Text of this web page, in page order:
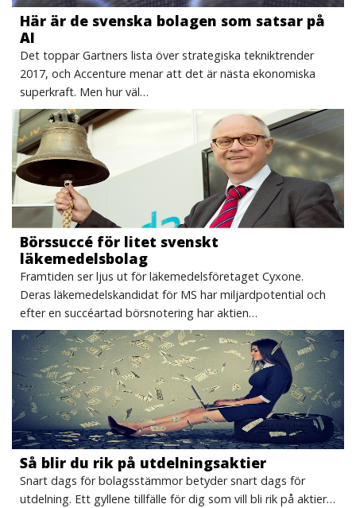
Här är de svenska bolagen som satsar på
AI
Det toppar Gartners lista över strategiska tekniktrender
2017, och Accenture menar att det är nästa ekonomiska
superkraft. Men hur väl…
Börssuccé för litet svenskt
läkemedelsbolag
Framtiden ser ljus ut för läkemedelsföretaget Cyxone.
Deras läkemedelskandidat för MS har miljardpotential och
efter en succéartad börsnotering har aktien…
Så blir du rik på utdelningsaktier
Snart dags för bolagsstämmor betyder snart dags för
utdelning. Ett gyllene tillfälle för dig som vill bli rik på aktier…